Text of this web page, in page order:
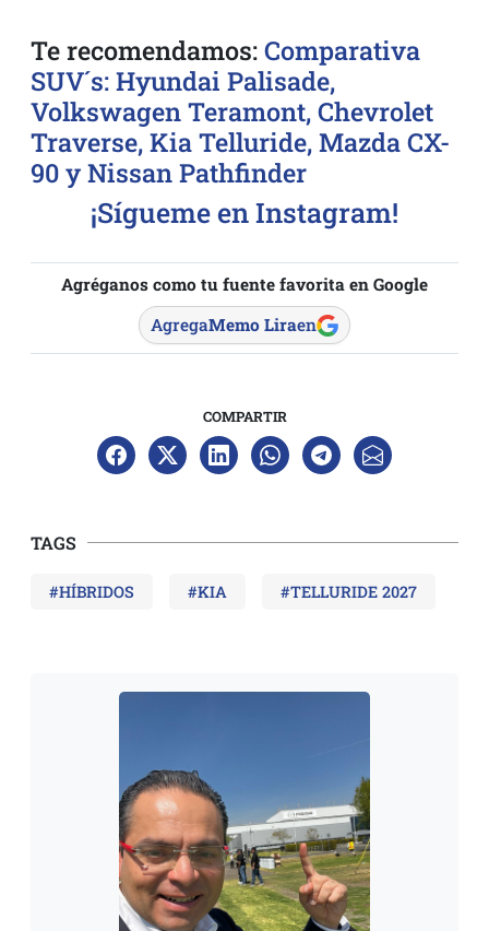
Te recomendamos:Comparativa
SUV´s: Hyundai Palisade,
Volkswagen Teramont, Chevrolet
Traverse, Kia Telluride, Mazda CX-
90 y Nissan Pathfinder
¡Sígueme en Instagram!
Agréganos como tu fuente favorita en Google
AgregaMemo Liraen
COMPARTIR
TAGS
#HÍBRIDOS #KIA #TELLURIDE 2027